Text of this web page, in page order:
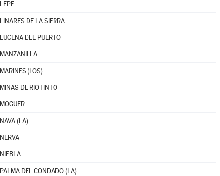
LEPE
LINARES DE LA SIERRA
LUCENA DEL PUERTO
MANZANILLA
MARINES (LOS)
MINAS DE RIOTINTO
MOGUER
NAVA (LA)
NERVA
NIEBLA
PALMA DEL CONDADO (LA)